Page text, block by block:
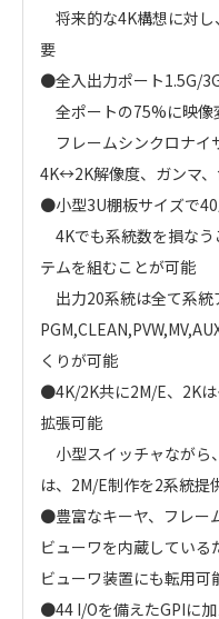
将来的な4K構想に対し
要
●全入出力ポート1.5G/
全ポートの75%に映
フレームシンクロナイ
4K↔2K解像度、ガンマ
●小型3U棚板サイズで
4Kでも系統数を損なう
テムを組むことが可能
出力20系統は全て系統
くりが可能
●4K/2K共に2M/E、2K
拡張可能
小型スイッチャながら
は、2M/E制作を2系統提
●豊富なキーヤ、フレー
ビューワを内蔵している
ビューワ装置にも転用可
●44 I/Oを備えたGPIに